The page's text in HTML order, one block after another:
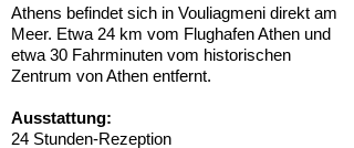
Athens befindet sich in Vouliagmeni direkt am
Meer. Etwa 24 km vom Flughafen Athen und
etwa 30 Fahrminuten vom historischen
Zentrum von Athen entfernt.
Ausstattung:
24 Stunden-Rezeption